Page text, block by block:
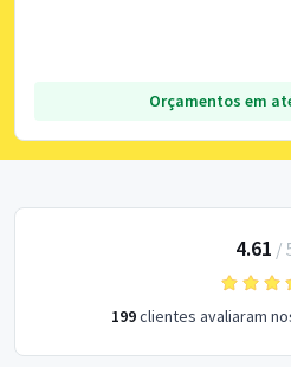
Orçamentos em
4.61 /
199clientes avaliaram